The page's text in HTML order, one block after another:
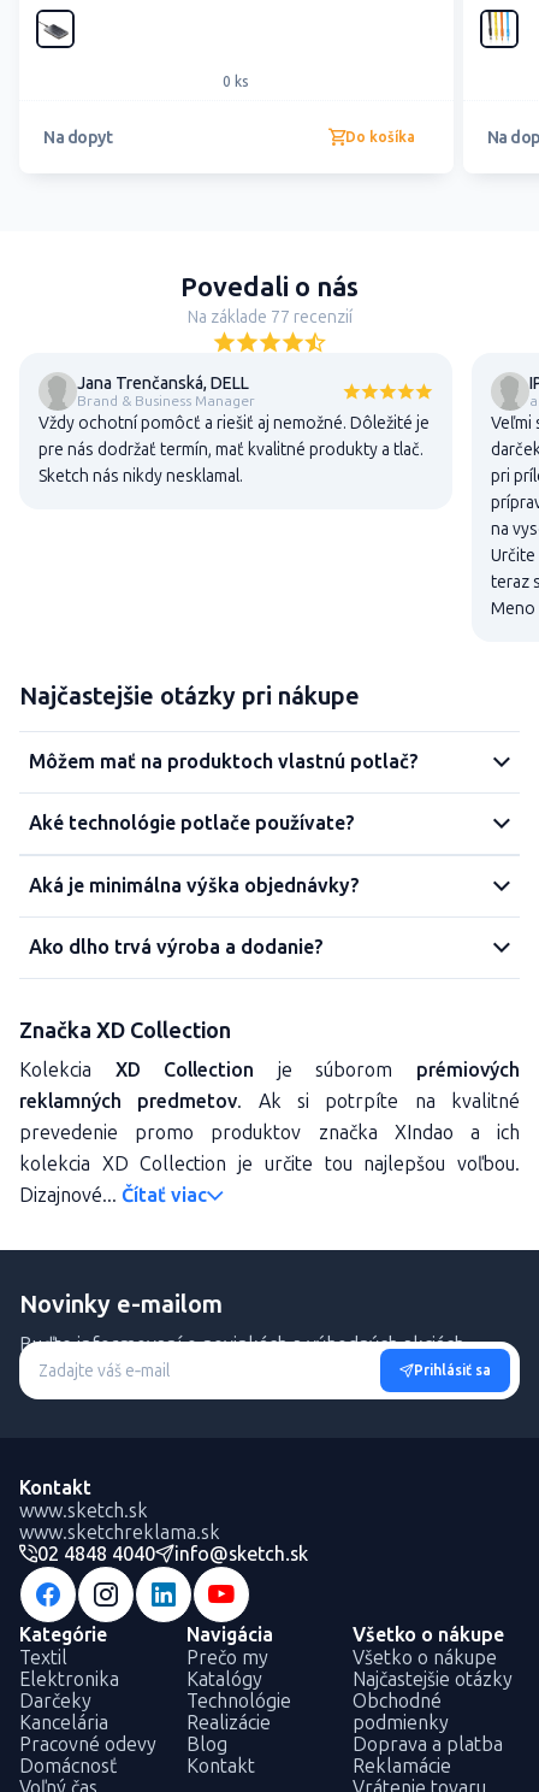
0 ks
Na dopyt Do košíka Na
Povedali o nás
Na základe 77 recenzií
Jana Trenčanská, DELL
Brand & Business Manager
Vždy ochotní pomôcť a riešiť aj nemožné. Dôležité je
pre nás dodržať termín, mať kvalitné produkty a tlač.
Sketch nás nikdy nesklamal.
Veľmi
pri
na
Určite
teraz
Meno
Najčastejšie otázky pri nákupe
Môžem mať na produktoch vlastnú potlač?
Aké technológie potlače používate?
Aká je minimálna výška objednávky?
Ako dlho trvá výroba a dodanie?
Značka XD Collection
Kolekcia XD Collection je súborom prémiových
reklamných predmetov. Ak si potrpíte na kvalitné
prevedenie promo produktov značka XIndao a ich
kolekcia XD Collection je určite tou najlepšou voľbou.
Dizajnové... Čítať viac
Novinky e-mailom
Buďte informovaní o novinkách a výhodných akciách.
Prihlásiť sa
Kontakt
www.sketch.sk
www.sketchreklama.sk
02 4848 4040
info@sketch.sk
Kategórie
Textil
Elektronika
Darčeky
Kancelária
Pracovné odevy
Domácnosť
Navigácia
Prečo my
Katalógy
Technológie
Realizácie
Blog
Kontakt
Všetko o nákupe
Všetko o nákupe
Najčastejšie otázky
Obchodné
podmienky
Doprava a platba
Reklamácie